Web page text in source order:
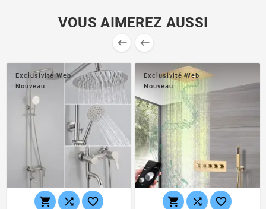
VOUS AIMEREZ AUSSI
 
Exclusivité Web
Nouveau
  
Exclusivité Web
Nouveau
  